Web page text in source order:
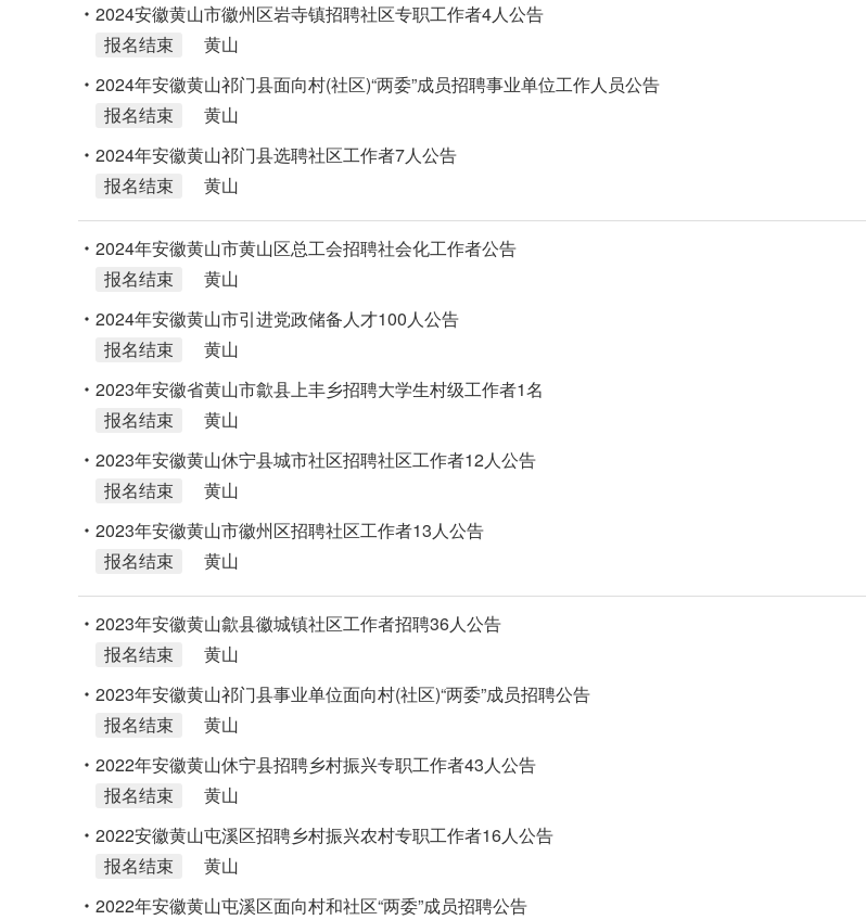
2024安徽黄山市徽州区岩寺镇招聘社区专职工作者4人公告
报名结束
黄山
2024年安徽黄山祁门县面向村(社区)“两委”成员招聘事业单位工作人员公告
报名结束
黄山
2024年安徽黄山祁门县选聘社区工作者7人公告
报名结束
黄山
2024年安徽黄山市黄山区总工会招聘社会化工作者公告
报名结束
黄山
2024年安徽黄山市引进党政储备人才100人公告
报名结束
黄山
2023年安徽省黄山市歙县上丰乡招聘大学生村级工作者1名
报名结束
黄山
2023年安徽黄山休宁县城市社区招聘社区工作者12人公告
报名结束
黄山
2023年安徽黄山市徽州区招聘社区工作者13人公告
报名结束
黄山
2023年安徽黄山歙县徽城镇社区工作者招聘36人公告
报名结束
黄山
2023年安徽黄山祁门县事业单位面向村(社区)“两委”成员招聘公告
报名结束
黄山
2022年安徽黄山休宁县招聘乡村振兴专职工作者43人公告
报名结束
黄山
2022安徽黄山屯溪区招聘乡村振兴农村专职工作者16人公告
报名结束
黄山
2022年安徽黄山屯溪区面向村和社区“两委”成员招聘公告